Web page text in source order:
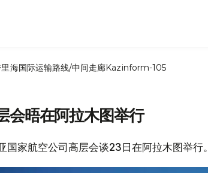
海国际运输路线/中间走廊Kazinform-105
会晤在阿拉木图举行
家航空公司高层会谈23日在阿拉木图举行。